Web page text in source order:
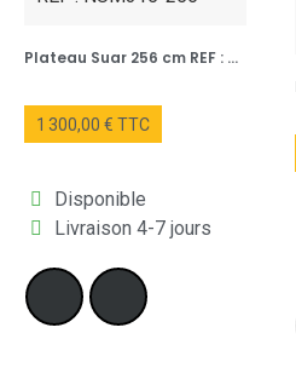
Plateau Suar 256 cm REF : NUM315-256
1 300,00 € TTC
Disponible
Livraison 4-7 jours